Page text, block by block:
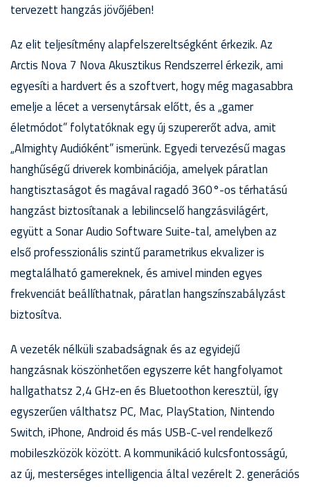
tervezett hangzás jövőjében!
Az elit teljesítmény alapfelszereltségként érkezik. Az
Arctis Nova 7 Nova Akusztikus Rendszerrel érkezik, ami
egyesíti a hardvert és a szoftvert, hogy még magasabbra
emelje a lécet a versenytársak előtt, és a „gamer
életmódot” folytatóknak egy új szupererőt adva, amit
„Almighty Audióként” ismerünk. Egyedi tervezésű magas
hanghűségű driverek kombinációja, amelyek páratlan
hangtisztaságot és magával ragadó 360°-os térhatású
hangzást biztosítanak a lebilincselő hangzásvilágért,
együtt a Sonar Audio Software Suite-tal, amelyben az
első professzionális szintű parametrikus ekvalizer is
megtalálható gamereknek, és amivel minden egyes
frekvenciát beállíthatnak, páratlan hangszínszabályzást
biztosítva.
A vezeték nélküli szabadságnak és az egyidejű
hangzásnak köszönhetően egyszerre két hangfolyamot
hallgathatsz 2,4 GHz-en és Bluetoothon keresztül, így
egyszerűen válthatsz PC, Mac, PlayStation, Nintendo
Switch, iPhone, Android és más USB-C-vel rendelkező
mobileszközök között. A kommunikáció kulcsfontosságú,
az új, mesterséges intelligencia által vezérelt 2. generációs